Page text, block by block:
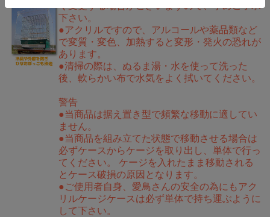
く変更する場合がございますので、予めご了承
下さい。
●アクリルですので、アルコールや薬品類など
で変質・変色、加熱すると変形・発火の恐れが
あります。
●清掃の際は、ぬるま湯・水を使って洗った
後、軟らかい布で水気をよく拭いてください。
警告
●当商品は据え置き型で頻繁な移動に適してい
ません。
●当商品を組み立てた状態で移動させる場合は
必ずケースからケージを取り出し、単体で行っ
てください。 ケージを入れたまま移動される
とケース破損の原因となります。
●ご使用者自身、愛鳥さんの安全の為にもアク
リルケージケースは必ず単体で持ち運ぶように
して下さい。